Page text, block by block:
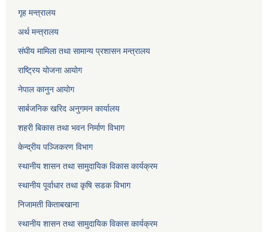
गृह मन्त्रालय
अर्थ मन्त्रालय
संघीय मामिला तथा सामान्य प्रशासन मन्त्रालय
राष्ट्रिय योजना आयोग
नेपाल कानुन आयोग
सार्बजनिक खरिद अनुगमन कार्यालय
शहरी बिकास तथा भवन निर्माण विभाग
केन्द्रीय पञ्जिकरण विभाग
स्थानीय शासन तथा सामुदायिक विकास कार्यक्रम
स्थानीय पूर्वाधार तथा कृषि सडक विभाग
निजामती किताबखाना
स्थानीय शासन तथा सामुदायिक विकास कार्यक्रम